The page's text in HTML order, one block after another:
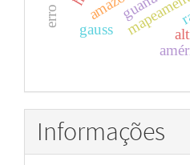
gauss
Informações